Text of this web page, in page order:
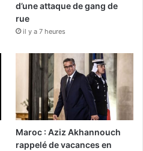
d’une attaque de gang de
rue
il y a 7 heures
Maroc : Aziz Akhannouch
rappelé de vacances en